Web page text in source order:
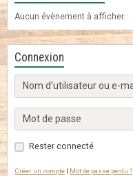
Aucun évènement à afficher.
Connexion
Rester connecté
Créer un compte | Mot de passe perdu ?